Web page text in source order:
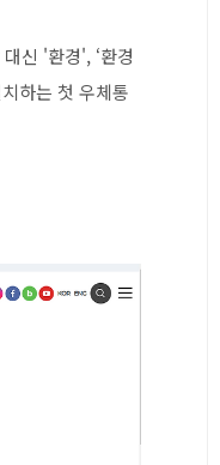
신 '환경', ‘환경
하는 첫 우체통